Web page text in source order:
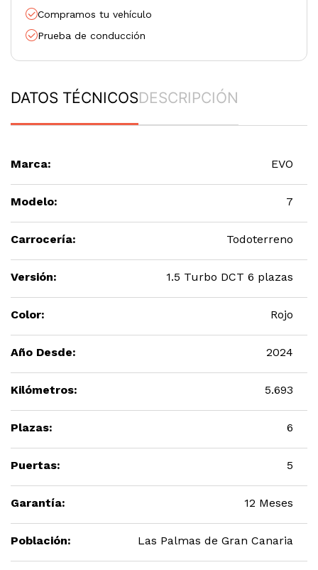
Compramos tu vehículo
Prueba de conducción
DATOS TÉCNICOSDESCRIPCIÓN
Marca: EVO
Modelo: 7
Carrocería: Todoterreno
Versión: 1.5 Turbo DCT 6 plazas
Color: Rojo
Año Desde: 2024
Kilómetros: 5.693
Plazas: 6
Puertas: 5
Garantía: 12 Meses
Población: Las Palmas de Gran Canaria